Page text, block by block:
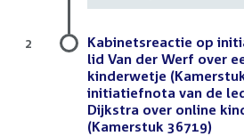
Kabinetsreactie op
lid Van der Werf over
kinderwetje
initiatiefnota van de
Dijkstra over online
(Kamerstuk 36719)
2